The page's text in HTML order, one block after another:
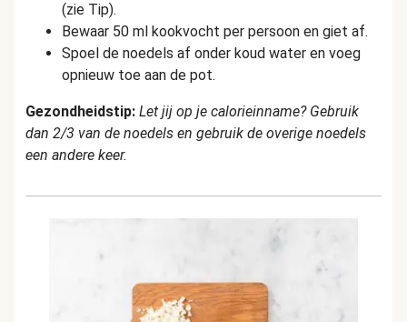
(zie Tip).
Bewaar 50 ml kookvocht per persoon en giet af.
Spoel de noedels af onder koud water en voeg
opnieuw toe aan de pot.
Gezondheidstip: Let jij op je calorieinname? Gebruik
dan 2/3 van de noedels en gebruik de overige noedels
een andere keer.